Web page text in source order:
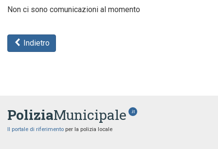
Non ci sono comunicazioni al momento
Indietro
PoliziaMunicipale .it
Il portale di riferimento per la polizia locale